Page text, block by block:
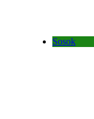
Sosok